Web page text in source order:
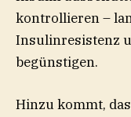
kontrollieren –
Insulinresistenz
begünstigen.
Hinzu kommt,